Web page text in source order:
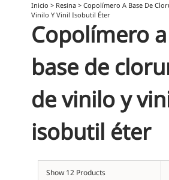
Inicio > Resina >Copolímero A Base De
Vinilo Y Vinil Isobutil Éter
Copolímero a
base de
de vinilo y
isobutil éter
Show 12 Products